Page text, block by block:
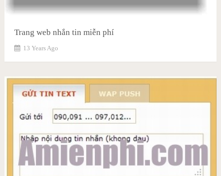
Trang web nhắn tin miễn phí
13 Years Ago